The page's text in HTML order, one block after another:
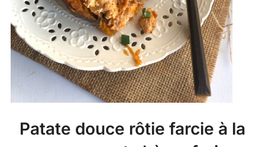
Patate douce rôtie farcie à la